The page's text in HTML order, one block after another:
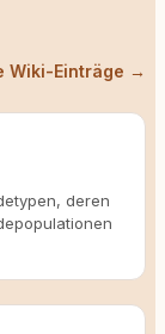
Wiki-Einträge →
deren